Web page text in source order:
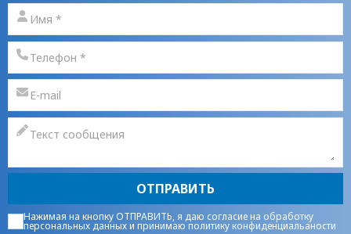
ОТПРАВИТЬ
Нажимая на кнопку ОТПРАВИТЬ, я даю согласие на обработку
персональных данныхи принимаю политику конфиденциальаности